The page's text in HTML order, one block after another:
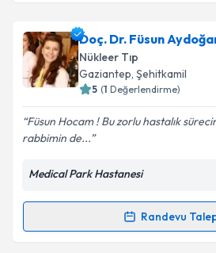
kapsamda işlenmesini kabul
Takvim Talebini
Uzm. Dr. Pelin Demirkaleiçin
oluşturun. Size bu uzmandan
takvim hazırlandığında e-posta
Kişisel verilerimin
kapsamda işlenmesini kabul
Doç. Dr. Füsun
Nükleer Tıp
Gaziantep, Şehitkamil
5 (1 Değerlendirme)
Füsun Hocam ! Bu zorlu hastalık
rabbimin de...
Medical Park Hastanesi
Randevu
Randevu Takvimi Talebi